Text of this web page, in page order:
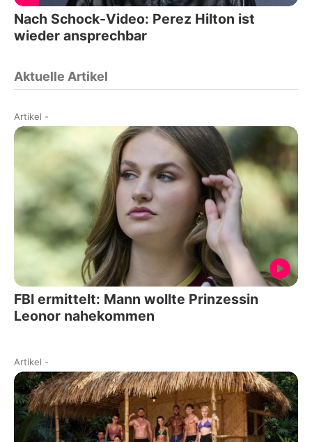
Nach Schock-Video: Perez Hilton ist
wieder ansprechbar
Aktuelle Artikel
Artikel -
FBI ermittelt: Mann wollte Prinzessin
Leonor nahekommen
Artikel -